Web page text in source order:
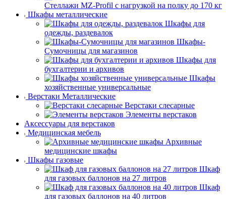
Стеллажи MZ-Profil с нагрузкой на полку до 170 кг
Шкафы металлические
Шкафы для
одежды, раздевалок
Шкафы-
Сумочницы для магазинов
Шкафы для
бухгалтерии и архивов
Шкафы
хозяйственные универсальные
Верстаки Металлические
Верстаки слесарные
Элементы верстаков
Аксессуары для верстаков
Медицинская мебель
Архивные
медицинские шкафы
Шкафы газовые
Шкаф
для газовых баллонов на 27 литров
Шкаф
для газовых баллонов на 40 литров